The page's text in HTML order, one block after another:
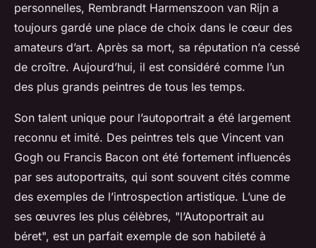
personnelles, Rembrandt Harmenszoon van Rijn a
toujours gardé une place de choix dans le cœur des
amateurs d’art. Après sa mort, sa réputation n’a cessé
de croître. Aujourd’hui, il est considéré comme l’un
des plus grands peintres de tous les temps.
Son talent unique pour l’autoportrait a été largement
reconnu et imité. Des peintres tels que Vincent van
Gogh ou Francis Bacon ont été fortement influencés
par ses autoportraits, qui sont souvent cités comme
des exemples de l’introspection artistique. L’une de
ses œuvres les plus célèbres, "l’Autoportrait au
béret", est un parfait exemple de son habileté à